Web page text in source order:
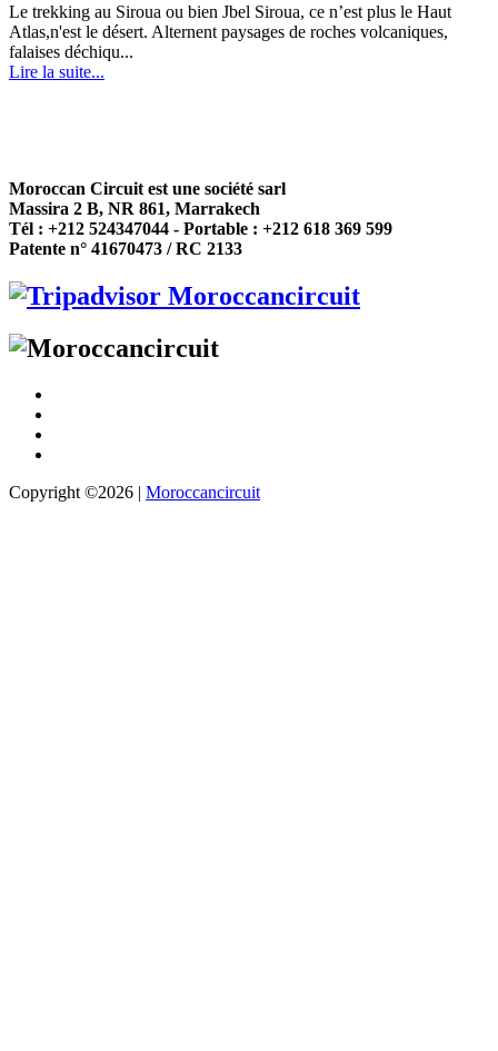
Le trekking au Siroua ou bien Jbel Siroua, ce n’est plus le Haut
Atlas,n'est le désert. Alternent paysages de roches volcaniques,
falaises déchiqu...
Lire la suite...
Moroccan Circuit est une société sarl
Massira 2 B, NR 861, Marrakech
Tél : +212 524347044 - Portable : +212 618 369 599
Patente n° 41670473 / RC 2133
Copyright ©2026 | Moroccancircuit